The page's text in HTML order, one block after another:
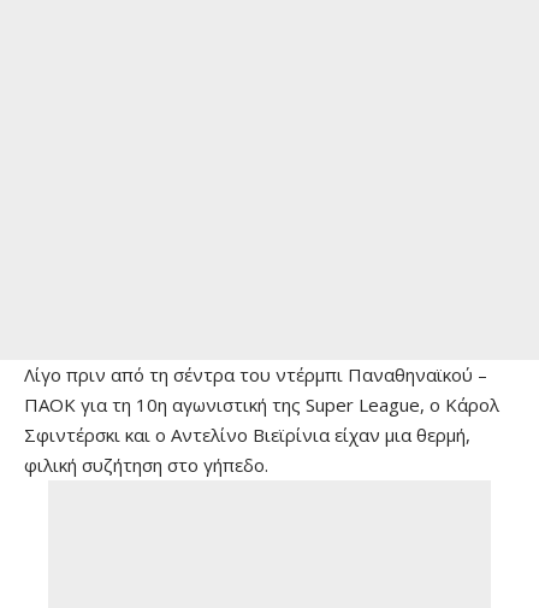
Λίγο πριν από τη σέντρα του ντέρμπι Παναθηναϊκού –
ΠΑΟΚ για τη 10η αγωνιστική της Super League, ο Κάρολ
Σφιντέρσκι και ο Αντελίνο Βιεϊρίνια είχαν μια θερμή,
φιλική συζήτηση στο γήπεδο.